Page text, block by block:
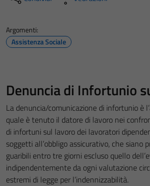
Argomenti:
Assistenza Sociale
Denuncia di Infortunio
La denuncia/comunicazione di infortunio è
quale è tenuto il datore di lavoro nei
di infortuni sul lavoro dei lavoratori
soggetti all’obbligo assicurativo, che siano
guaribili entro tre giorni escluso quello
indipendentemente da ogni valutazione
estremi di legge per l’indennizzabilità.